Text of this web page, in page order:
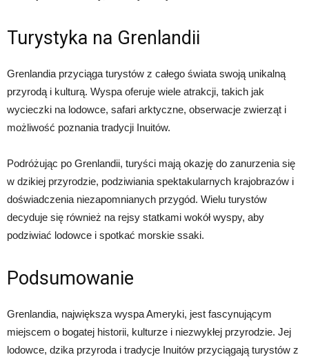
Turystyka na Grenlandii
Grenlandia przyciąga turystów z całego świata swoją unikalną
przyrodą i kulturą. Wyspa oferuje wiele atrakcji, takich jak
wycieczki na lodowce, safari arktyczne, obserwacje zwierząt i
możliwość poznania tradycji Inuitów.
Podróżując po Grenlandii, turyści mają okazję do zanurzenia się
w dzikiej przyrodzie, podziwiania spektakularnych krajobrazów i
doświadczenia niezapomnianych przygód. Wielu turystów
decyduje się również na rejsy statkami wokół wyspy, aby
podziwiać lodowce i spotkać morskie ssaki.
Podsumowanie
Grenlandia, największa wyspa Ameryki, jest fascynującym
miejscem o bogatej historii, kulturze i niezwykłej przyrodzie. Jej
lodowce, dzika przyroda i tradycje Inuitów przyciągają turystów z